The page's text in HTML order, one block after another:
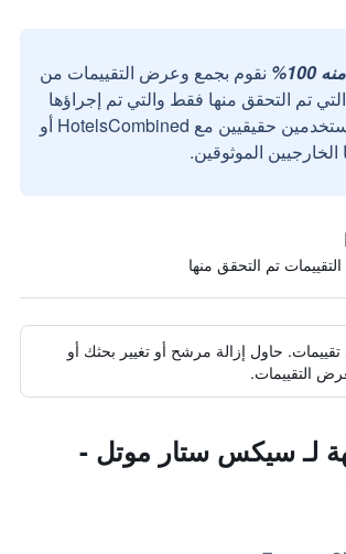
نقوم بجمع وعرض التقييمات من
تم التحقق منها فقط والتي تم إجراؤها
بواسطة مستخدمين حقيقيين مع HotelsCombined أو
الموثوقين.
تقييمات. حاول إزالة مرشح أو تغيير بحثك أو
التقييمات.
لـ سيكس ستار موتل -